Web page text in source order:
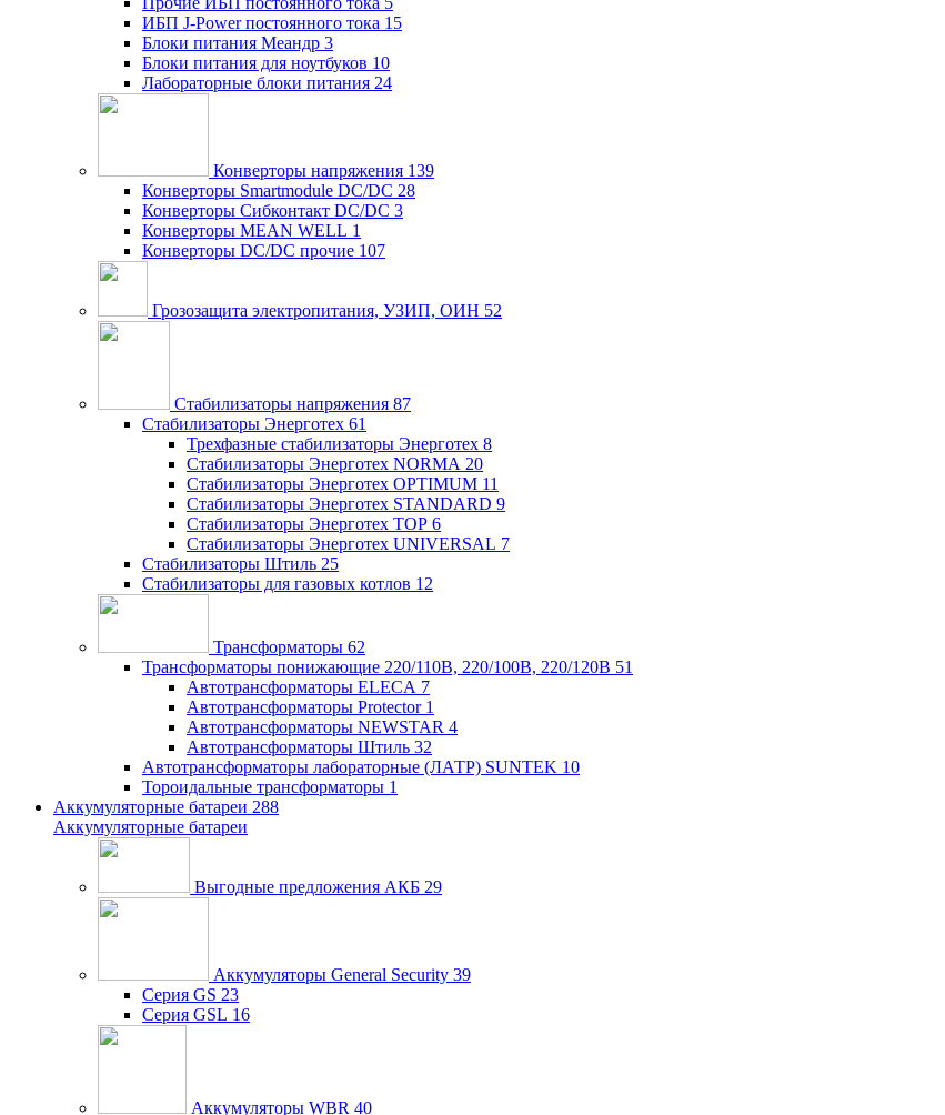
ИБП J-Power постоянного тока 15
Блоки питания Меандр 3
Блоки питания для ноутбуков 10
Лабораторные блоки питания 24
Конверторы напряжения 139
Конверторы Smartmodule DC/DC 28
Конверторы Сибконтакт DC/DC 3
Конверторы MEAN WELL 1
Конверторы DC/DC прочие 107
Грозозащита электропитания, УЗИП, ОИН 52
Стабилизаторы напряжения 87
Стабилизаторы Энерготех 61
Трехфазные стабилизаторы Энерготех 8
Стабилизаторы Энерготех NORMA 20
Стабилизаторы Энерготех OPTIMUM 11
Стабилизаторы Энерготех STANDARD 9
Стабилизаторы Энерготех TOP 6
Стабилизаторы Энерготех UNIVERSAL 7
Стабилизаторы Штиль 25
Стабилизаторы для газовых котлов 12
Трансформаторы 62
Трансформаторы понижающие 220/110В, 220/100В, 220/120В 51
Автотрансформаторы ELECA 7
Автотрансформаторы Protector 1
Автотрансформаторы NEWSTAR 4
Автотрансформаторы Штиль 32
Автотрансформаторы лабораторные (ЛАТР) SUNTEK 10
Тороидальные трансформаторы 1
Аккумуляторные батареи 288
Аккумуляторные батареи
Выгодные предложения АКБ 29
Аккумуляторы General Security 39
Серия GS 23
Серия GSL 16
Аккумуляторы WBR 40